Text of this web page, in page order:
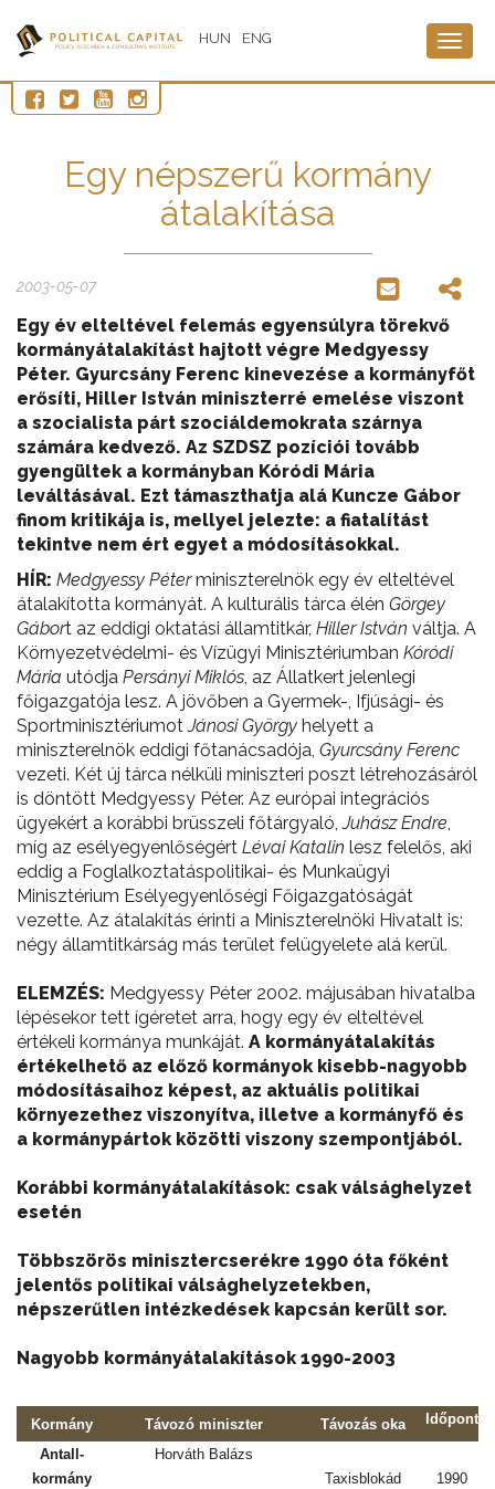
HUN ENG
Egy népszerű kormány
átalakítása
2003-05-07
Egy év elteltével felemás egyensúlyra törekvő
kormányátalakítást hajtott végre Medgyessy
Péter. Gyurcsány Ferenc kinevezése a kormányfőt
erősíti, Hiller István miniszterré emelése viszont
a szocialista párt szociáldemokrata szárnya
számára kedvező. Az SZDSZ pozíciói tovább
gyengültek a kormányban Kóródi Mária
leváltásával. Ezt támaszthatja alá Kuncze Gábor
finom kritikája is, mellyel jelezte: a fiatalítást
tekintve nem ért egyet a módosításokkal.
HÍR: Medgyessy Péterminiszterelnök egy év elteltével
átalakította kormányát. A kulturális tárca élén Görgey
Gábort az eddigi oktatási államtitkár, Hiller István váltja. A
Környezetvédelmi- és Vízügyi Minisztériumban Kóródi
Mária utódja Persányi Miklós, az Állatkert jelenlegi
főigazgatója lesz. A jövőben a Gyermek-, Ifjúsági- és
SportminisztériumotJánosi György helyett a
miniszterelnök eddigi főtanácsadója, Gyurcsány Ferenc
vezeti. Két új tárca nélküli miniszteri poszt létrehozásáról
is döntött Medgyessy Péter. Az európai integrációs
ügyekért a korábbi brüsszeli főtárgyaló,Juhász Endre,
míg az esélyegyenlőségért Lévai Katalin lesz felelős, aki
eddig a Foglalkoztatáspolitikai- és Munkaügyi
Minisztérium Esélyegyenlőségi Főigazgatóságát
vezette. Az átalakítás érinti a Miniszterelnöki Hivatalt is:
négy államtitkárság más terület felügyelete alá kerül.
ELEMZÉS: Medgyessy Péter 2002. májusában hivatalba
lépésekor tett ígéretet arra, hogy egy év elteltével
értékeli kormánya munkáját. A kormányátalakítás
értékelhető az előző kormányok kisebb-nagyobb
módosításaihoz képest, az aktuális politikai
környezethez viszonyítva, illetve a kormányfő és
a kormánypártok közötti viszony szempontjából.
Korábbi kormányátalakítások: csak válsághelyzet
esetén
Többszörös minisztercserékre 1990 óta főként
jelentős politikai válsághelyzetekben,
népszerűtlen intézkedések kapcsán került sor.
Nagyobb kormányátalakítások 1990-2003
Kormány Távozó miniszter Távozás oka Időpont
Antall-
kormány
Horváth Balázs
Taxisblokád 1990